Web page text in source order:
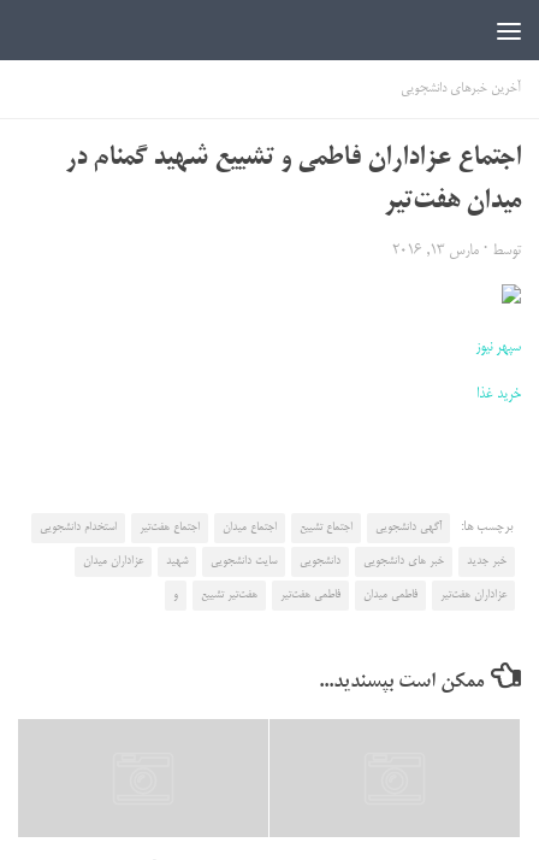
آخرین خبرهای دانشجویی
اجتماع عزاداران فاطمی و تشییع شهید گمنام در
میدان هفت‌تیر
توسط · مارس 13, 2016
سپهر نیوز
خرید غذا
برچسب ها: آگهی دانشجویی اجتماع تشییع اجتماع میدان اجتماع هفت‌تیر استخدام دانشجویی
خبر جدید خبر های دانشجویی دانشجویی سایت دانشجویی شهید عزاداران میدان
عزاداران هفت‌تیر فاطمی میدان فاطمی هفت‌تیر هفت‌تیر تشییع و
ممکن است بپسندید...